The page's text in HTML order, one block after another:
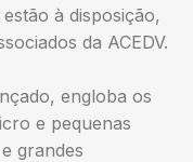
à disposição,
da ACEDV.
engloba os
e pequenas
grandes